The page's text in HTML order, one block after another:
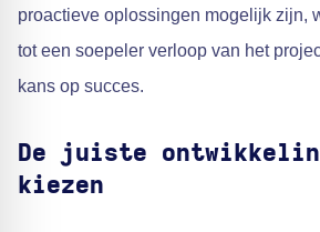
proactieve oplossingen mogelijk zijn,
tot een soepeler verloop van het
kans op succes.
De juiste
kiezen